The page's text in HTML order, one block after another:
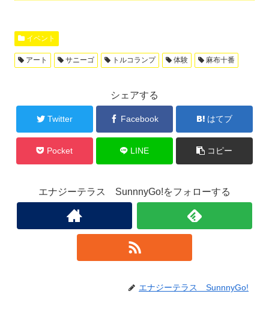
イベント
アート サニーゴ トルコランプ 体験 麻布十番
シェアする
Twitter Facebook はてブ
Pocket LINE コピー
エナジーテラス SunnnyGo!をフォローする
エナジーテラス SunnnyGo!